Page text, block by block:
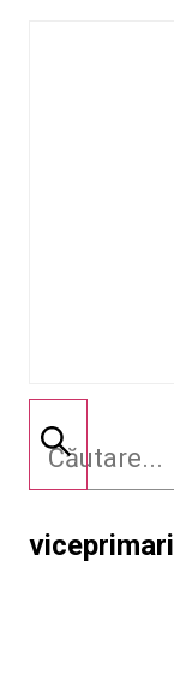
viceprimari